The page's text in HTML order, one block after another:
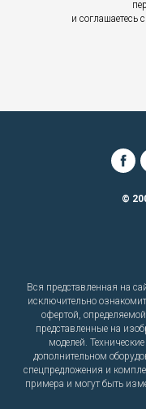
и соглашаетесь c
©
Вся представленная на
исключительно
офертой,
представленные на
моделей.
дополнительном
спецпредложения и
примера и могут быть